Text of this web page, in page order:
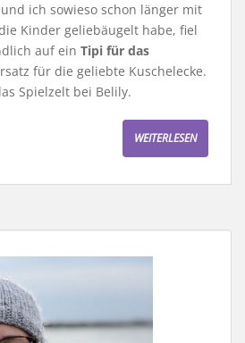
ich sowieso schon länger mit
Kinder geliebäugelt habe, fiel
auf ein Tipi für das
für die geliebte Kuschelecke.
Spielzelt bei Belily.
WEITERLESEN